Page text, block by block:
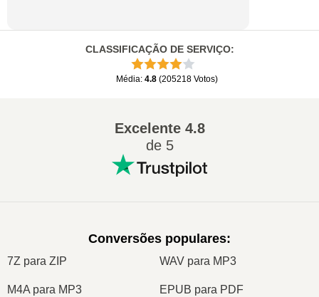
CLASSIFICAÇÃO DE SERVIÇO:
Média: 4.8 (205218 Votos)
Excelente4.8
de 5
Conversões populares:
7Z para ZIP WAV para MP3
M4A para MP3 EPUB para PDF